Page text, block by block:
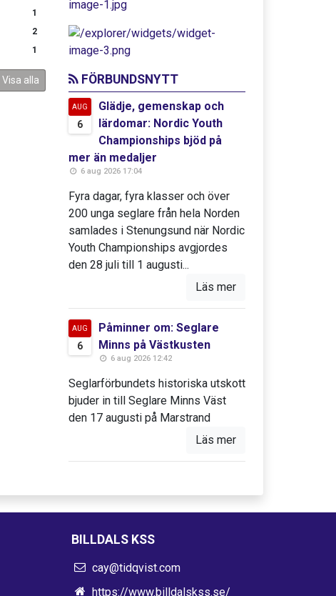
1
2
1
Visa alla FÖRBUNDSNYTT
AUG
6
Glädje, gemenskap och
lärdomar: Nordic Youth
Championships bjöd på
mer än medaljer
6 aug 2026 17:04
Fyra dagar, fyra klasser och över
200 unga seglare från hela Norden
samlades i Stenungsund när Nordic
Youth Championships avgjordes
den 28 juli till 1 augusti...
Läs mer
AUG
6
Påminner om: Seglare
Minns på Västkusten
6 aug 2026 12:42
Seglarförbundets historiska utskott
bjuder in till Seglare Minns Väst
den 17 augusti på Marstrand
Läs mer
BILLDALS KSS
cay@tidqvist.com
https://www.billdalskss.se/